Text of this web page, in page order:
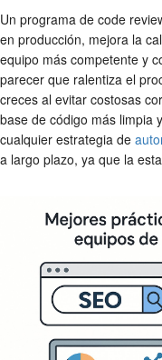
Un programa de code
en producción, mejora la
equipo más competente y
parecer que ralentiza el
creces al evitar costosas
base de código más limpia
cualquier estrategia de
a largo plazo, ya que la